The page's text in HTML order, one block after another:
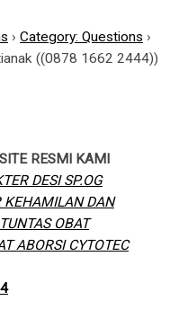
› Category: Questions ›
((0878 1662 2444))
RESMI KAMI
DESI SP.OG
KEHAMILAN DAN
OBAT
ABORSI CYTOTEC